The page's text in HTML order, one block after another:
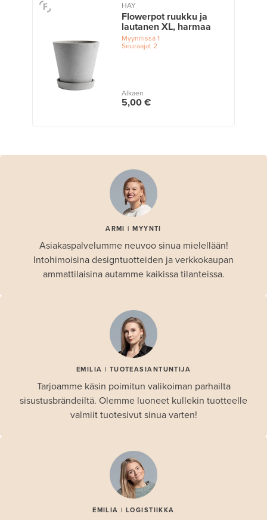
HAY
Flowerpot ruukku ja
lautanen XL, harmaa
Myynnissä1
Seuraajat 2
Alkaen
5,00 €
ARMI | MYYNTI
Asiakaspalvelumme neuvoo sinua mielellään!
Intohimoisina designtuotteiden ja verkkokaupan
ammattilaisina autamme kaikissa tilanteissa.
EMILIA | TUOTEASIANTUNTIJA
Tarjoamme käsin poimitun valikoiman parhailta
sisustusbrändeiltä. Olemme luoneet kullekin tuotteelle
valmiit tuotesivut sinua varten!
EMILIA | LOGISTIIKKA